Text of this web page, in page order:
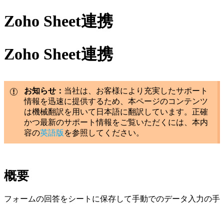
Zoho Sheet連携
Zoho Sheet連携
お知らせ： 当社は、お客様により充実したサポート
情報を迅速に提供するため、本ページのコンテンツ
は機械翻訳を用いて日本語に翻訳しています。正確
かつ最新のサポート情報をご覧いただくには、本内
容の英語版 を参照してください。
概要
フォームの回答をシートに保存して手動でのデータ入力の手